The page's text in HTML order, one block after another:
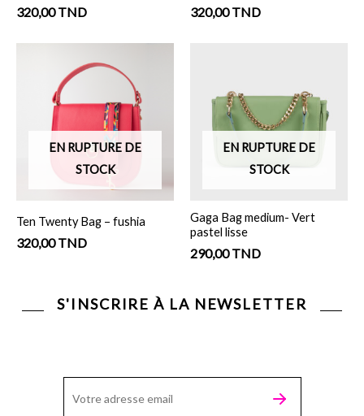
320,00TND 320,00TND
EN RUPTURE DE
STOCK
Ten Twenty Bag – fushia
320,00TND
EN RUPTURE DE
STOCK
Gaga Bag medium- Vert
pastel lisse
290,00TND
S'INSCRIRE À LA NEWSLETTER